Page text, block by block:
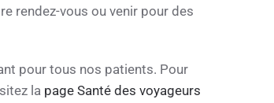
rendez-vous ou venir pour des
pour tous nos patients. Pour
la page Santé des voyageurs